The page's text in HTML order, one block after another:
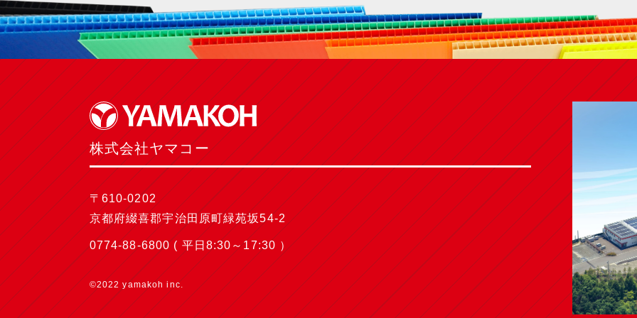
株式会社ヤマコー
〒610-0202
京都府綴喜郡宇治田原町緑苑坂54-2
0774-88-6800( 平日8:30～17:30 ）
©2022 yamakoh inc.